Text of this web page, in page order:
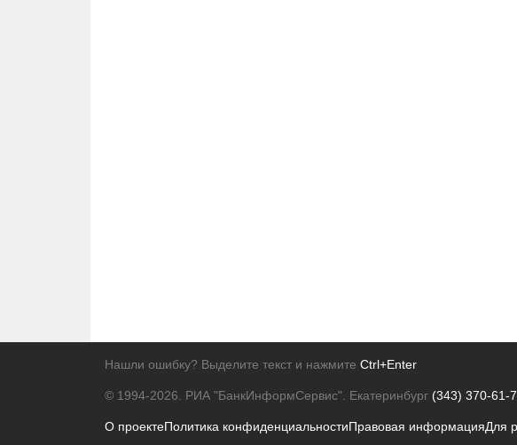
Нашли ошибку? Выделите текст и нажмите Ctrl+Enter
© 1994-2026. РИА "БанкИнформСервис". Екатеринбург (343) 370-61-
О проектеПолитика конфиденциальностиПравовая информацияДля